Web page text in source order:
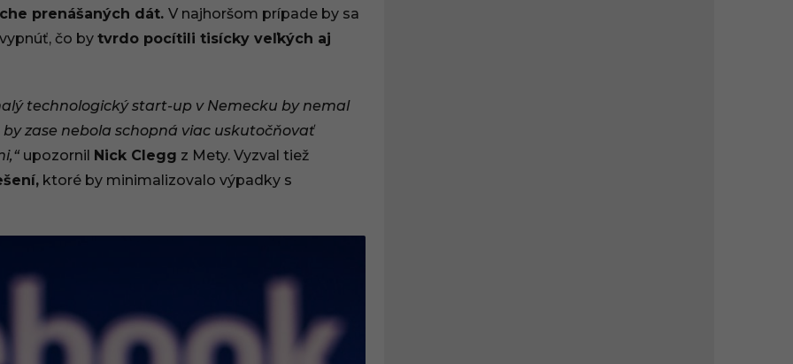
prenášaných dát. V najhoršom prípade by sa
čo by tvrdo pocítili tisícky veľkých aj
technologický start-up v Nemecku by nemal
zase nebola schopná viac uskutočňovať
upozornil Nick Clegg z Mety. Vyzval tiež
ktoré by minimalizovalo výpadky s